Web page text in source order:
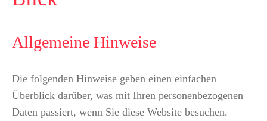
Allgemeine Hinweise
Die folgenden Hinweise geben einen einfachen
Überblick darüber, was mit Ihren personenbezogenen
Daten passiert, wenn Sie diese Website besuchen.